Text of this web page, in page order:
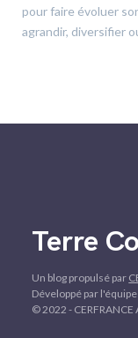
pour faire évoluer
agrandir, diversifier
Terre
Un blog propulsé par
Développé par
© 2022 -